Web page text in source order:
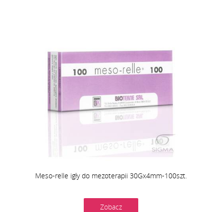
Meso-relle igły do mezoterapii 30Gx4mm-100szt.
Zobacz